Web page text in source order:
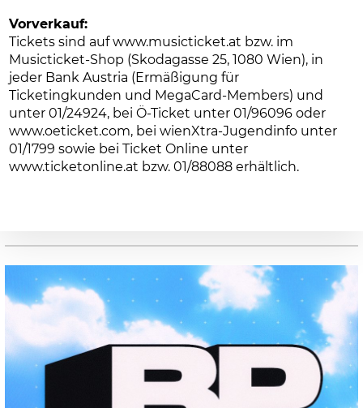
Vorverkauf:
Tickets sind aufwww.musicticket.at bzw. im
Musicticket-Shop (Skodagasse 25, 1080 Wien), in
jeder Bank Austria (Ermäßigung für
Ticketingkunden und MegaCard-Members) und
unter 01/24924, bei Ö-Ticket unter 01/96096 oder
www.oeticket.com, bei wienXtra-Jugendinfo unter
01/1799 sowie bei Ticket Online unter
www.ticketonline.at bzw. 01/88088 erhältlich.